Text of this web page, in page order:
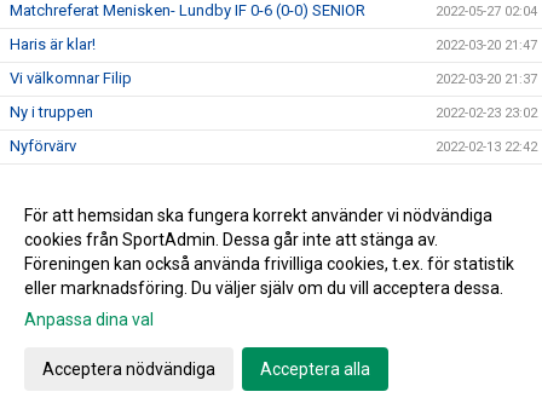
Matchreferat Menisken- Lundby IF 0-6 (0-0) SENIOR 2022-05-27 02:04
Haris är klar! 2022-03-20 21:47
Vi välkomnar Filip 2022-03-20 21:37
Ny i truppen 2022-02-23 23:02
Nyförvärv 2022-02-13 22:42
Nyförvärv 2022-02-06 22:52
2022-02-06 22:44
Gå till Webbversion
För att hemsidan ska fungera korrekt använder vi nödvändiga
cookies från SportAdmin. Dessa går inte att stänga av.
Föreningen kan också använda frivilliga cookies, t.ex. för statistik
eller marknadsföring. Du väljer själv om du vill acceptera dessa.
Anpassa dina val
Acceptera nödvändiga Acceptera alla